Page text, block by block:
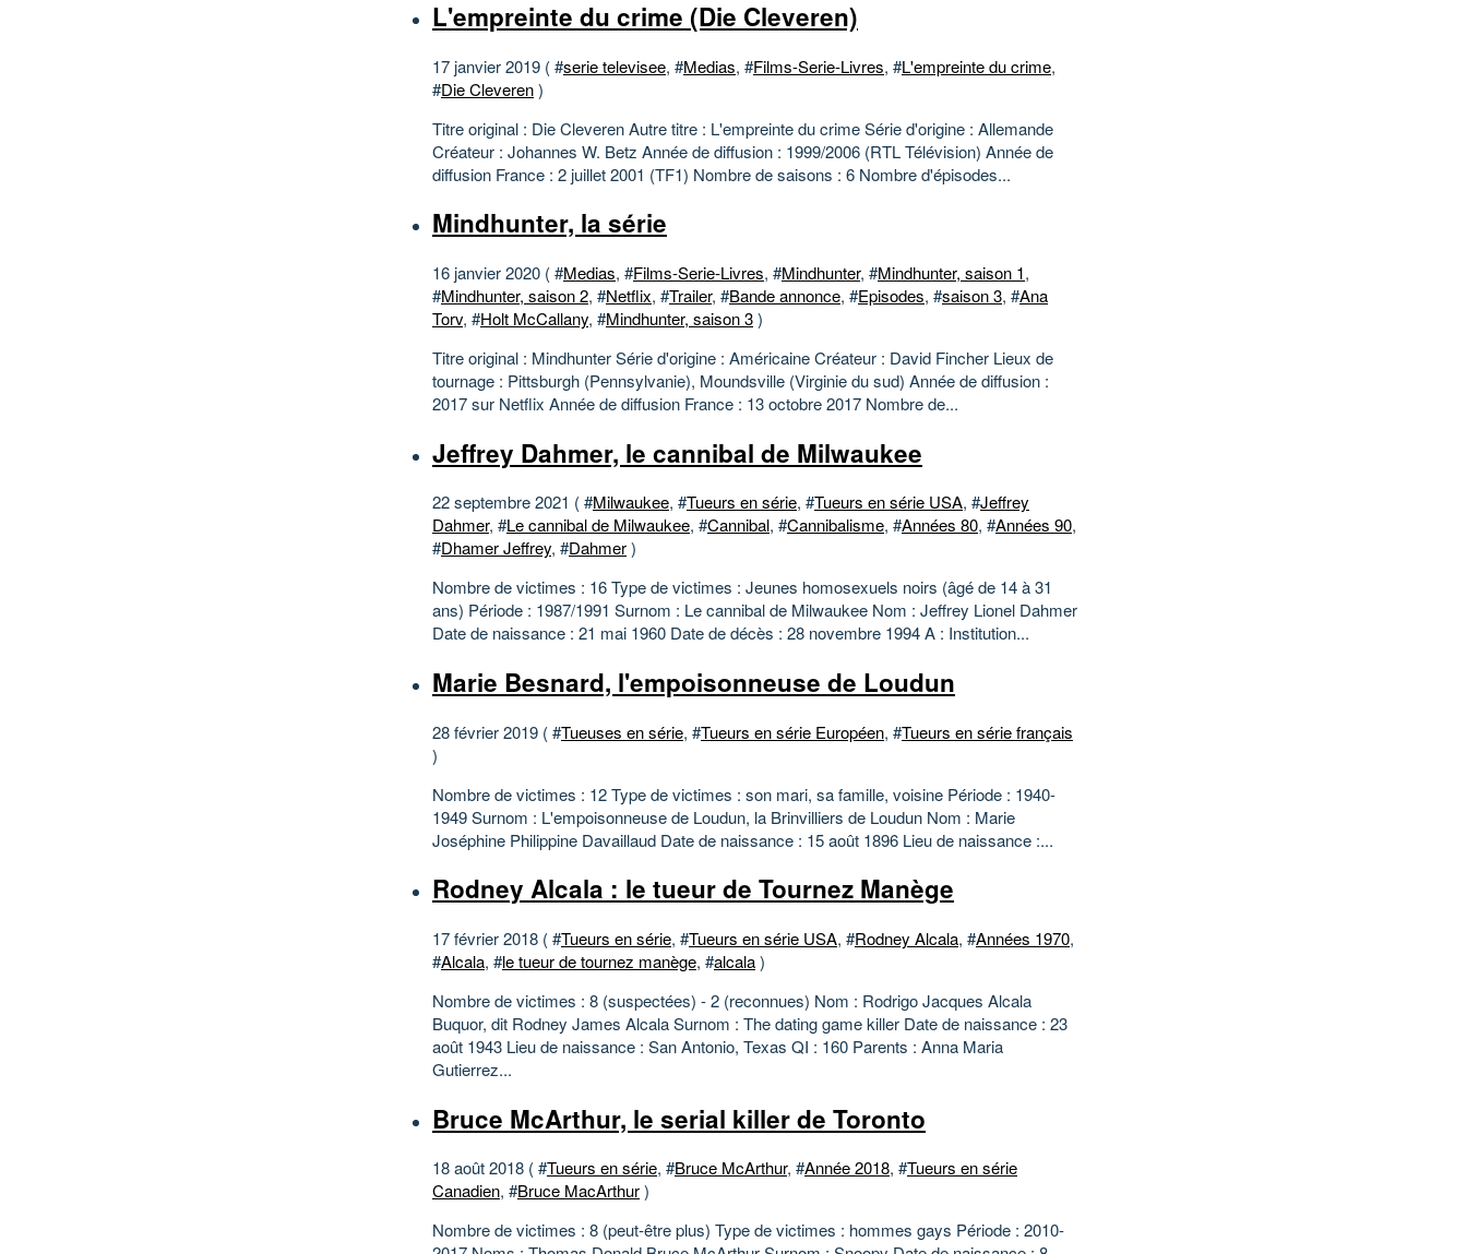
L'empreinte du crime (Die Cleveren)
17 janvier 2019 ( #serie televisee, #Medias, #Films-Serie-Livres, #L'empreinte du crime,
#Die Cleveren)
Titre original : Die Cleveren Autre titre : L'empreinte du crime Série d'origine : Allemande
Créateur : Johannes W. Betz Année de diffusion : 1999/2006 (RTL Télévision) Année de
diffusion France : 2 juillet 2001 (TF1) Nombre de saisons : 6 Nombre d'épisodes...
Mindhunter, la série
16 janvier 2020 ( #Medias, #Films-Serie-Livres, #Mindhunter, #Mindhunter, saison 1,
#Mindhunter, saison 2, #Netflix, #Trailer, #Bande annonce, #Episodes, #saison 3, #Ana
Torv, #Holt McCallany, #Mindhunter, saison 3)
Titre original : Mindhunter Série d'origine : Américaine Créateur : David Fincher Lieux de
tournage : Pittsburgh (Pennsylvanie), Moundsville (Virginie du sud) Année de diffusion :
2017 sur Netflix Année de diffusion France : 13 octobre 2017 Nombre de...
Jeffrey Dahmer, le cannibal de Milwaukee
22 septembre 2021 ( #Milwaukee, #Tueurs en série, #Tueurs en série USA, #Jeffrey
Dahmer, #Le cannibal de Milwaukee, #Cannibal, #Cannibalisme, #Années 80, #Années 90,
#Dhamer Jeffrey, #Dahmer)
Nombre de victimes : 16 Type de victimes : Jeunes homosexuels noirs (âgé de 14 à 31
ans) Période : 1987/1991 Surnom : Le cannibal de Milwaukee Nom : Jeffrey Lionel Dahmer
Date de naissance : 21 mai 1960 Date de décès : 28 novembre 1994 A : Institution...
Marie Besnard, l'empoisonneuse de Loudun
28 février 2019 ( #Tueuses en série, #Tueurs en série Européen, #Tueurs en série français
)
Nombre de victimes : 12 Type de victimes : son mari, sa famille, voisine Période : 1940-
1949 Surnom : L'empoisonneuse de Loudun, la Brinvilliers de Loudun Nom : Marie
Joséphine Philippine Davaillaud Date de naissance : 15 août 1896 Lieu de naissance :...
Rodney Alcala : le tueur de Tournez Manège
17 février 2018 ( #Tueurs en série, #Tueurs en série USA, #Rodney Alcala, #Années 1970,
#Alcala, #le tueur de tournez manège, #alcala)
Nombre de victimes : 8 (suspectées) - 2 (reconnues) Nom : Rodrigo Jacques Alcala
Buquor, dit Rodney James Alcala Surnom : The dating game killer Date de naissance : 23
août 1943 Lieu de naissance : San Antonio, Texas QI : 160 Parents : Anna Maria
Gutierrez...
Bruce McArthur, le serial killer de Toronto
18 août 2018 ( #Tueurs en série, #Bruce McArthur, #Année 2018, #Tueurs en série
Canadien, #Bruce MacArthur)
Nombre de victimes : 8 (peut-être plus) Type de victimes : hommes gays Période : 2010-